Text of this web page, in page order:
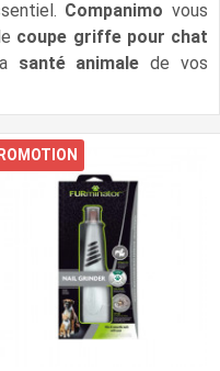
Companimo vous
coupe griffe pour chat
santé animale de vos